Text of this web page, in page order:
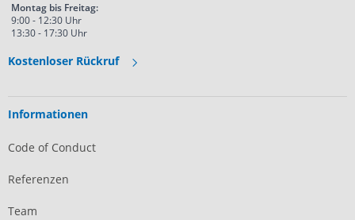
Montag bis Freitag:
9:00 - 12:30 Uhr
13:30 - 17:30 Uhr
Kostenloser Rückruf
Informationen
Code of Conduct
Referenzen
Team